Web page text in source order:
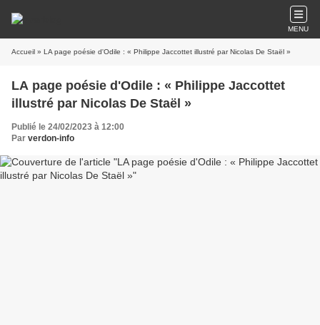
MENU
Accueil » LA page poésie d'Odile : « Philippe Jaccottet illustré par Nicolas De Staël »
LA page poésie d'Odile : « Philippe Jaccottet
illustré par Nicolas De Staël »
Publié le 24/02/2023 à 12:00
Par verdon-info